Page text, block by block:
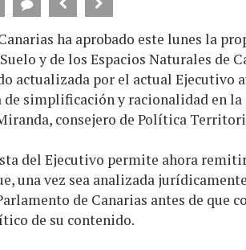
ha aprobado este lunes la
y de los Espacios Naturales de
actualizada por el actual Ejecutivo
simplificación y racionalidad en
consejero de Política
del Ejecutivo permite ahora
una vez sea analizada
de Canarias antes de que
de su contenido.